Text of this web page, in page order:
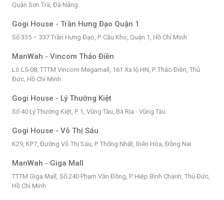
Quận Sơn Trà, Đà Nẵng
Gogi House - Trần Hưng Đạo Quận 1
Số 335 – 337 Trần Hưng Đạo, P. Cầu Kho, Quận 1, Hồ Chí Minh
ManWah - Vincom Thảo Điền
Lô L5-08, TTTM Vincom Megamall, 161 Xa lộ HN, P. Thảo Điền, Thủ
Đức, Hồ Chí Minh
Gogi House - Lý Thường Kiệt
Số 40 Lý Thường Kiệt, P. 1, Vũng Tàu, Bà Rịa - Vũng Tàu
Gogi House - Võ Thị Sáu
K29, KP7, Đường Võ Thị Sáu, P. Thống Nhất, Biên Hòa, Đồng Nai
ManWah - Giga Mall
TTTM Giga Mall, Số 240 Phạm Văn Đồng, P. Hiệp Bình Chánh, Thủ Đức,
Hồ Chí Minh